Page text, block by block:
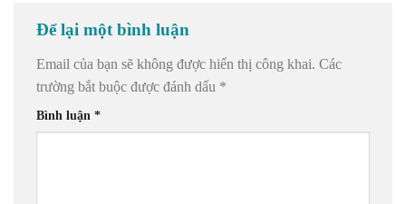
Để lại một bình luận
Email của bạn sẽ không được hiển thị công khai. Các
trường bắt buộc được đánh dấu *
Bình luận *